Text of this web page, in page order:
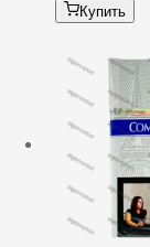
Купить